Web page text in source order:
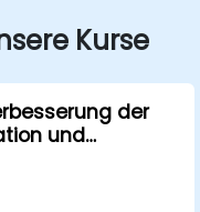
Kurse
der
und